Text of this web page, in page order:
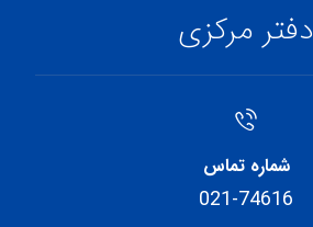
دفتر مرکزی
شماره تماس
021-74616